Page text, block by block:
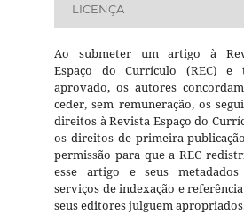
LICENÇA
Ao submeter um artigo à
Espaço do Currículo (REC) e
aprovado, os autores
ceder, sem remuneração, os
direitos à Revista Espaço do
os direitos de primeira
permissão para que a REC
esse artigo e seus metadados
serviços de indexação e
seus editores julguem